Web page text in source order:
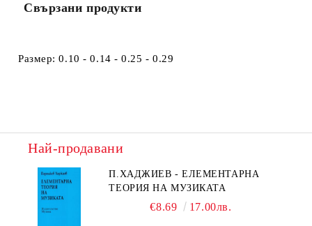
Свързани продукти
Размер: 0.10 - 0.14 - 0.25 - 0.29
Най-продавани
П.ХАДЖИЕВ - ЕЛЕМЕНТАРНА
ТЕОРИЯ НА МУЗИКАТА
€8.69 17.00лв.